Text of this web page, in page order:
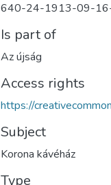
640-24-1913-09-
Is part of
Az újság
Access rights
https://
Subject
Korona kávéház
Type